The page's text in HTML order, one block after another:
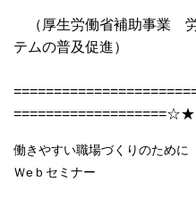
（厚生労働省補助事業 労
テムの普及促進）
===================☆★
働きやすい職場づくりのために
Ｗeｂセミナー